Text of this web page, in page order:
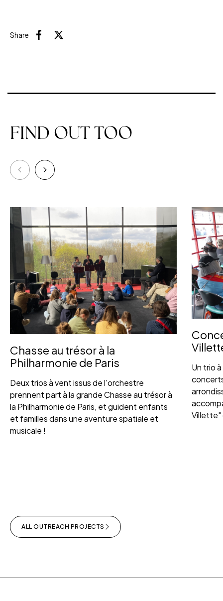
Share FacebookX (Twitter)
FIND OUT TOO
Chasse au trésor à la
Philharmonie de Paris
Deux trios à vent issus de l'orchestre
prennent part à la grande Chasse au trésor à
la Philharmonie de Paris, et guident enfants
et familles dans une aventure spatiale et
musicale !
Un trio
Villette"
ALL OUTREACH PROJECTS